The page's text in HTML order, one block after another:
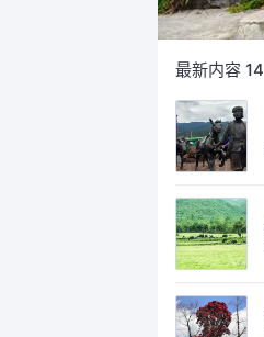
最新内容 14